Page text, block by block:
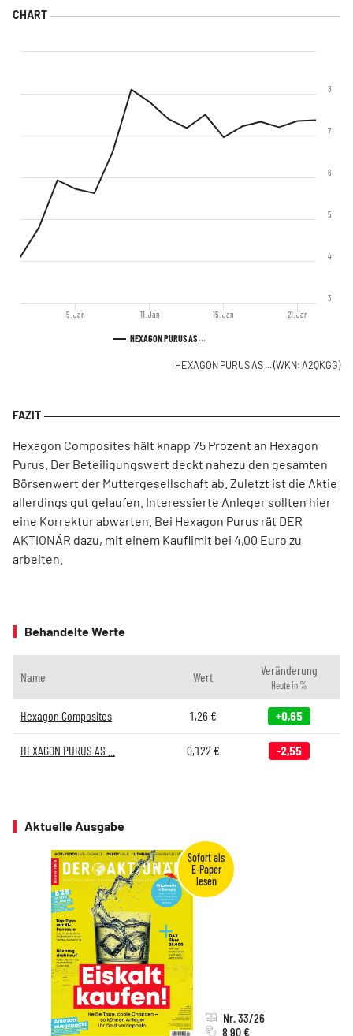
HEXAGON PURUS AS ...
5. Jan 11. Jan 21. Jan
15. Jan
3
4
5
6
7
8
HEXAGON PURUS AS ...(WKN: A2QKGG)
Hexagon Composites hält knapp 75 Prozent an Hexagon
Purus. Der Beteiligungswert deckt nahezu den gesamten
Börsenwert der Muttergesellschaft ab. Zuletzt ist die Aktie
allerdings gut gelaufen. Interessierte Anleger sollten hier
eine Korrektur abwarten. Bei Hexagon Purus rät DER
AKTIONÄR dazu, mit einem Kauflimit bei 4,00 Euro zu
arbeiten.
Behandelte Werte
Name Wert Veränderung
Heute in %
Hexagon Composites 1,26 € +0,65
HEXAGON PURUS AS ... 0,122 € -2,55
Aktuelle Ausgabe
Nr. 33/26
8,90 €